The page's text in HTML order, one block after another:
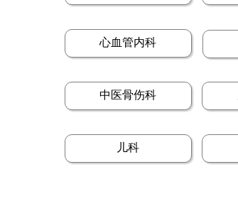
心血管内科
中医骨伤科
儿科